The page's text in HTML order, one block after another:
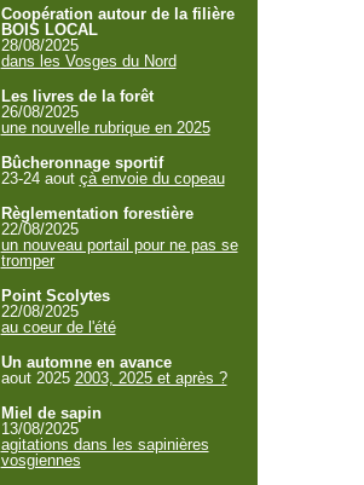
Coopération autour de la filière
BOIS LOCAL
28/08/2025
dans les Vosges du Nord
Les livres de la forêt
26/08/2025
une nouvelle rubrique en 2025
Bûcheronnage sportif
23-24 aout çà envoie du copeau
Règlementation forestière
22/08/2025
un nouveau portail pour ne pas se
tromper
Point Scolytes
22/08/2025
au coeur de l'été
Un automne en avance
aout 2025 2003, 2025 et après ?
Miel de sapin
13/08/2025
agitations dans les sapinières
vosgiennes